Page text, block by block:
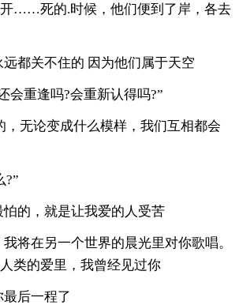
……死的.时候，他们便到了岸，各去
远都关不住的 因为他们属于天空
会重逢吗?会重新认得吗?”
，无论变成什么模样，我们互相都会
?”
怕的，就是让我爱的人受苦
将在另一个世界的晨光里对你歌唱。
类的爱里，我曾经见过你
后一程了